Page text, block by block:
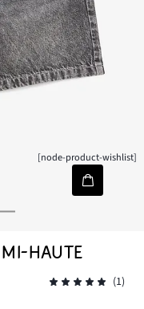
[node-product-wishlist]
HAUTE
(1)